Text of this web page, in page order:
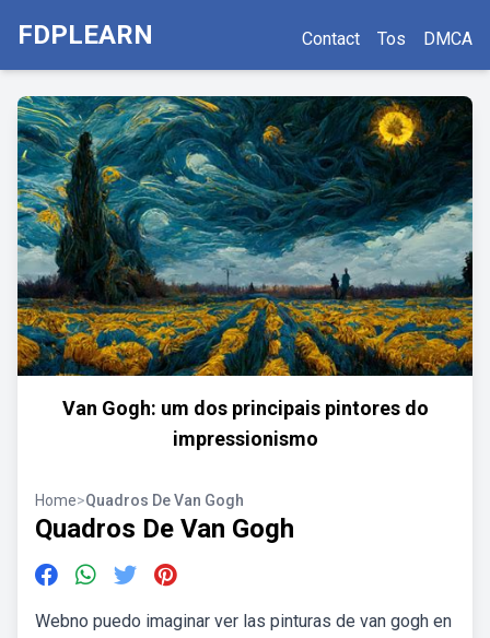
FDPLEARN Contact Tos DMCA
Van Gogh: um dos principais pintores do
impressionismo
Home>Quadros De Van Gogh
Quadros De Van Gogh
Webno puedo imaginar ver las pinturas de van gogh en